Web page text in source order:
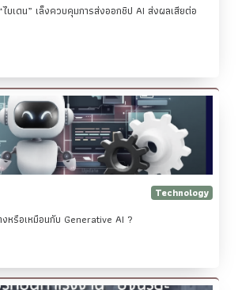
บเดน” เล็งควบคุมการส่งออกชิป AI ส่งผลเสียต่อ
Technology
หรือเหมือนกับ Generative AI ?